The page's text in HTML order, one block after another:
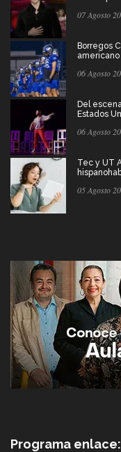
07 Agosto
Borregos
americano
06 Agosto
Del
Estados
06 Agosto
Tec y UT
05 Agosto
Programa